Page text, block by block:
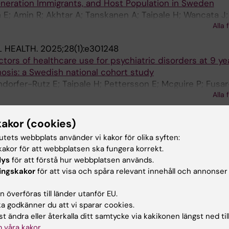
Immigrants, and Host Population in Sweden
Amin R; Akhtar A; Tanskanen A; Taipale H; Wancata
Alla
HEALTH. 2025;28(1):e301248
of healthcare use for psychiatric disorders at 9
a Swedish national cohort study
Rutz E; Taipale H; Pettersson E; Mcguire P;
A; Nordentoft M; Hjorthoj C; Cervenka S; Cullen
Alla
disability pension trajectories among individuals on
related disorders. Two prospective population-based
up
Andoff SS; Farrants K; Friberg E; Alexanderson K
JOURNAL - EXPERIMENTAL, TRANSLATIONAL
phase of multiple sclerosis and its association
report
(cookies)
webbplats använder vi kakor för olika syften:
för att webbplatsen ska fungera korrekt.
för att förstå hur webbplatsen används.
för att visa och spåra relevant innehåll och
överföras till länder utanför EU.
godkänner du att vi sparar cookies.
ändra eller återkalla ditt samtycke via kakikonen längst ned